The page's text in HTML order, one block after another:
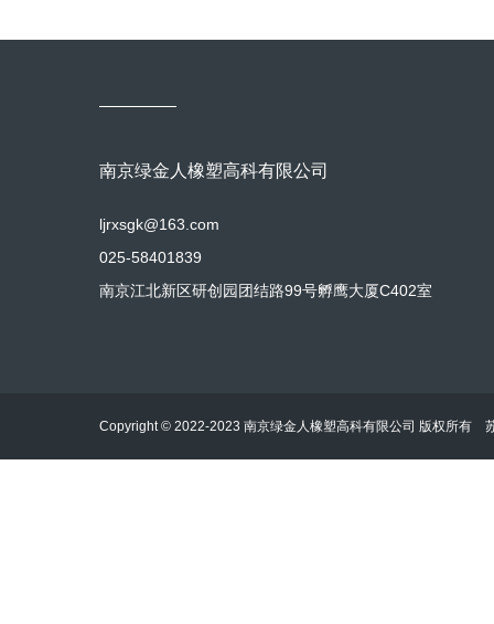
南京绿金人橡塑高科有限公司
ljrxsgk@163.com
025-58401839
南京江北新区研创园团结路99号孵鹰大厦C402室
Copyright © 2022-2023 南京绿金人橡塑高科有限公司 版权所有